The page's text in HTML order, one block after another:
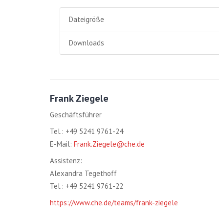
Dateigröße
Downloads
Frank Ziegele
Geschäftsführer
Tel.: +49 5241 9761-24
E-Mail: Frank.Ziegele@che.de
Assistenz:
Alexandra Tegethoff
Tel.: +49 5241 9761-22
https://www.che.de/teams/frank-ziegele